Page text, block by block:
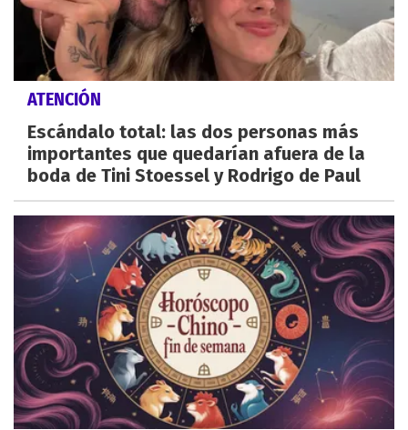
ATENCIÓN
Escándalo total: las dos personas más
importantes que quedarían afuera de la
boda de Tini Stoessel y Rodrigo de Paul